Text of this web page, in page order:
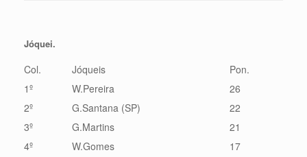
Jóquei.
Col. Jóqueis
Pon.
1º
W.Pereira
26
2º
G.Santana (SP)
22
3º
G.Martins
21
4º
W.Gomes
17